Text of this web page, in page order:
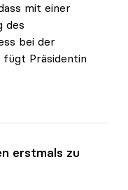
mit einer
des
bei der
fügt Präsidentin
erstmals zu